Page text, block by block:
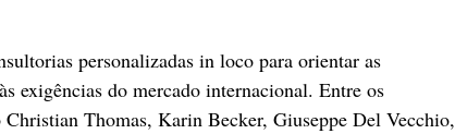
personalizadas in loco para orientar as
exigências do mercado internacional. Entre os
Christian Thomas, Karin Becker, Giuseppe Del Vecchio,